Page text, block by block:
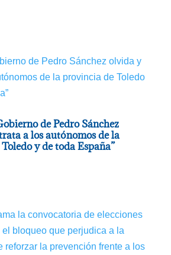
de Pedro Sánchez
a los autónomos de la
y de toda España”